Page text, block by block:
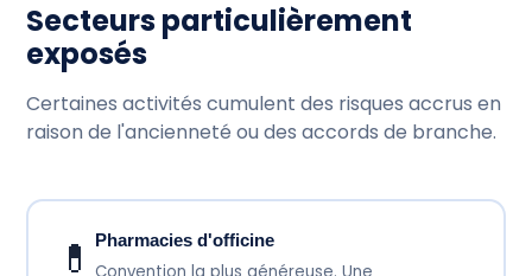
Secteurs particulièrement
exposés
Certaines activités cumulent des risques accrus en
raison de l'ancienneté ou des accords de branche.
💊 Pharmacies d'officine
Convention la plus généreuse. Une